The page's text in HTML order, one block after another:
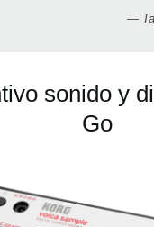
—
sonido y
Go